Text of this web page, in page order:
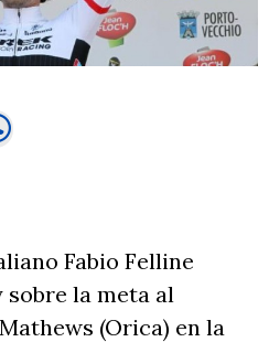
Fabio Felline
sobre la meta al
(Orica) en la